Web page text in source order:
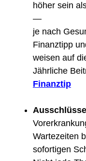
höher sein
—
je nach
Finanztipp
weisen auf
Jährliche
Finanztip
Wartezeiten
sofortigen